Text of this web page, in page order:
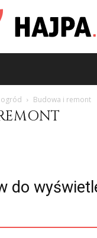
Budowa i remont
do